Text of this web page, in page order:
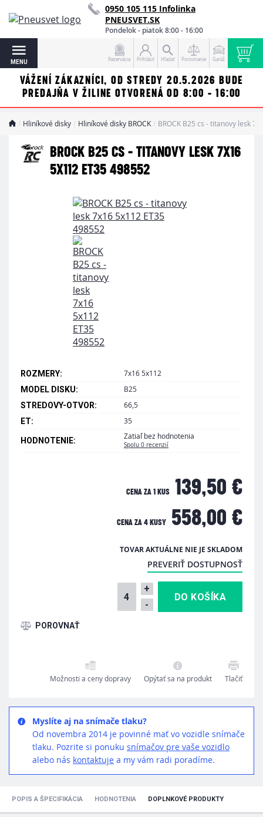
0950 105 115 Infolinka
PNEUSVET.SK
Pondelok - piatok 8:00 - 16:00
MENU Rezervácia Prihlásiť Hľadať Porovnanie Garáž
VÁŽENÍ ZÁKAZNÍCI, OD STREDY 20.5.2026 BUDE
PREDAJŇA V ŽILINE OTVORENÁ OD 8:00 - 16:00
Hliníkové disky Hliníkové disky BROCK BROCK B25 cs - titanovy lesk
BROCK B25 CS - TITANOVY LESK 7X16
5X112 ET35 498552
ROZMERY: 7x16 5x112
MODEL DISKU: B25
STREDOVY-OTVOR: 66,5
ET: 35
HODNOTENIE: Zatiaľ bez hodnotenia
Spolu 0 recenzií
CENA ZA 1 KUS 139,50 €
CENA ZA 4 KUSY 558,00 €
TOVAR AKTUÁLNE NIE JE SKLADOM
PREVERIŤ DOSTUPNOSŤ
+
-
Možnosti a ceny dopravy Opýtať sa na produkt Tlačiť
Myslíte aj na snímače tlaku?
Od novembra 2014 je povinné mať vo vozidle snímače
tlaku. Pozrite si ponuku snímačov pre vaše vozidlo
alebo nás kontaktuje a my vám radi poradíme.
POPIS A ŠPECIFIKÁCIA HODNOTENIA DOPLNKOVÉ PRODUKTY